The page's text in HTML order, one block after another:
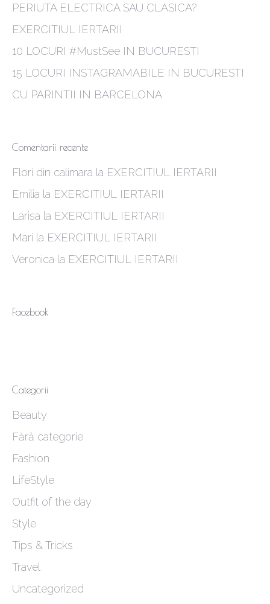
PERIUTA ELECTRICA SAU CLASICA?
EXERCITIUL IERTARII
10 LOCURI #MustSee IN BUCURESTI
15 LOCURI INSTAGRAMABILE IN BUCURESTI
CU PARINTII IN BARCELONA
Comentarii recente
Flori din calimara la EXERCITIUL IERTARII
Emilia la EXERCITIUL IERTARII
Larisa la EXERCITIUL IERTARII
Mari la EXERCITIUL IERTARII
Veronica la EXERCITIUL IERTARII
Facebook
Categorii
Beauty
Fără categorie
Fashion
LifeStyle
Outfit of the day
Style
Tips & Tricks
Travel
Uncategorized